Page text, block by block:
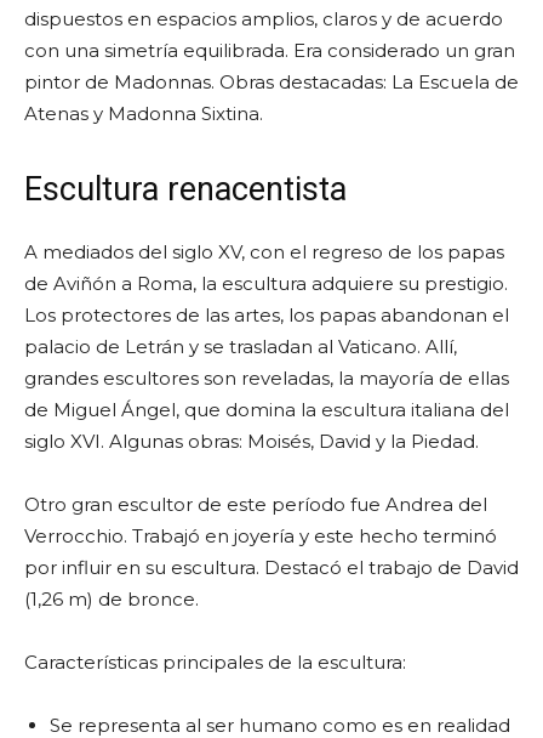
dispuestos en espacios amplios, claros y de acuerdo
con una simetría equilibrada. Era considerado un gran
pintor de Madonnas. Obras destacadas: La Escuela de
Atenas y Madonna Sixtina.
Escultura renacentista
A mediados del siglo XV, con el regreso de los papas
de Aviñón a Roma, la escultura adquiere su prestigio.
Los protectores de las artes, los papas abandonan el
palacio de Letrán y se trasladan al Vaticano. Allí,
grandes escultores son reveladas, la mayoría de ellas
de Miguel Ángel, que domina la escultura italiana del
siglo XVI. Algunas obras: Moisés, David y la Piedad.
Otro gran escultor de este período fue Andrea del
Verrocchio. Trabajó en joyería y este hecho terminó
por influir en su escultura. Destacó el trabajo de David
(1,26 m) de bronce.
Características principales de la escultura:
Se representa al ser humano como es en realidad